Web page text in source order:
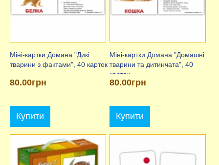
Міні-картки Домана "Дикі
тварини з фактами", 40 карток
80.00грн
Купити
Міні-картки Домана "Домашні
тварини та дитинчата", 40
карток
80.00грн
Купити